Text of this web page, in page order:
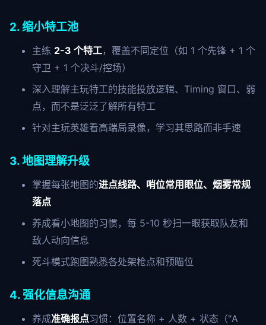
2. 缩小特工池
主练 2-3 个特工，覆盖不同定位（如 1 个先锋 + 1 个
守卫 + 1 个决斗/控场）
深入理解主玩特工的技能投放逻辑、Timing 窗口、弱
点，而不是泛泛了解所有特工
针对主玩英雄看高端局录像，学习其思路而非手速
3. 地图理解升级
掌握每张地图的进点线路、哨位常用眼位、烟雾常规
落点
养成看小地图的习惯，每 5-10 秒扫一眼获取队友和
敌人动向信息
死斗模式跑图熟悉各处架枪点和预瞄位
4. 强化信息沟通
养成准确报点习惯：位置名称 + 人数 + 状态（"A